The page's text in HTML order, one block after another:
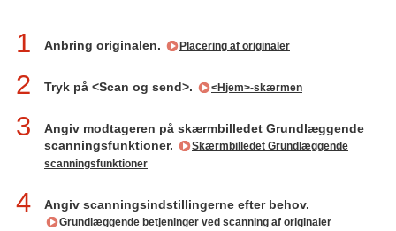
1 Anbring originalen. Placering af originaler
2 Tryk på <Scan og send>. <Hjem>-skærmen
3
Angiv modtageren på skærmbilledet Grundlæggende
scanningsfunktioner.
Skærmbilledet Grundlæggende
scanningsfunktioner
4 Angiv scanningsindstillingerne efter behov.
Grundlæggende betjeninger ved scanning af originaler